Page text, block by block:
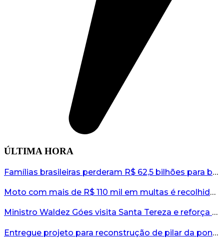
ÚLTIMA HORA
Famílias brasileiras perderam R$ 62,5 bilhões para bets em 2025, diz estudo...
Moto com mais de R$ 110 mil em multas é recolhida no interior do RS...
Ministro Waldez Góes visita Santa Tereza e reforça apoio federal à reconstrução do município...
Entregue projeto para reconstrução de pilar da ponte entre Encantado e Muçum...